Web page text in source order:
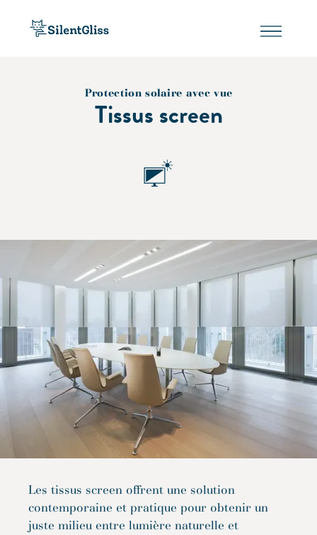
Protection solaire avec vue
Tissus screen
Les tissus screen offrent une solution
contemporaine et pratique pour obtenir un
juste milieu entre lumière naturelle et